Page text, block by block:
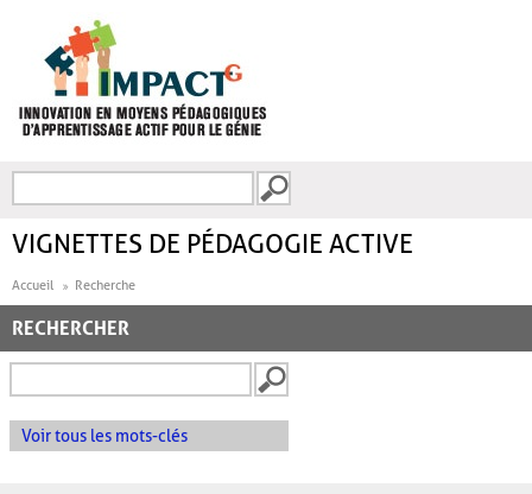
FORMULAIRE DE
VIGNETTES DE PÉDAGOGIE ACTIVE
Accueil Recherche
RECHERCHER
Voir tous les mots-clés